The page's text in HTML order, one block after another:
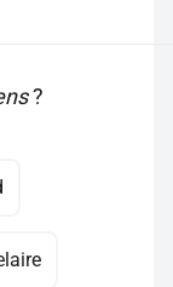
?